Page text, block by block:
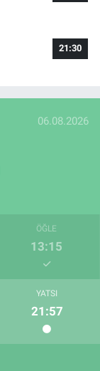
21:30
06.08.2026
ÖĞLE
13:15
YATSI
21:57